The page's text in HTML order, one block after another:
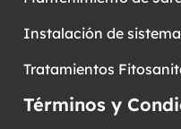
Instalación de
Tratamientos
Términos y